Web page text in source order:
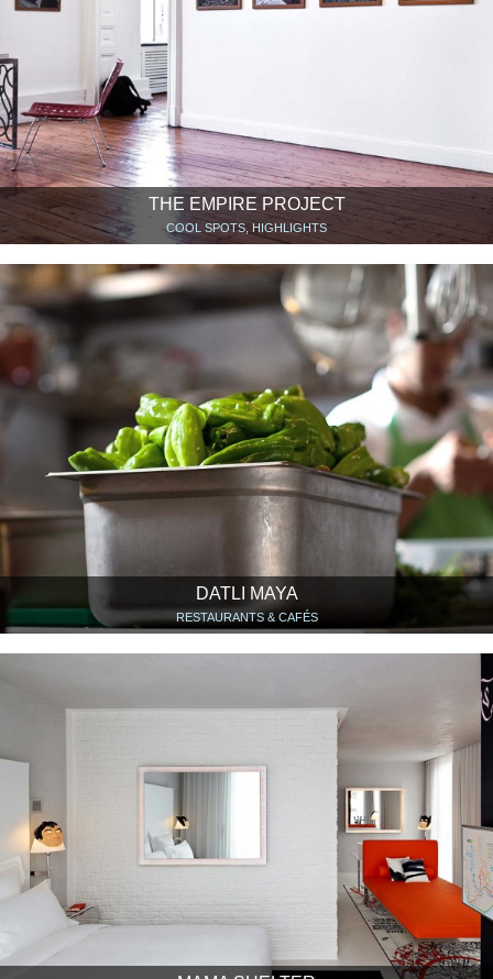
THE EMPIRE PROJECT
COOL SPOTS, HIGHLIGHTS
DATLI MAYA
RESTAURANTS & CAFÉS